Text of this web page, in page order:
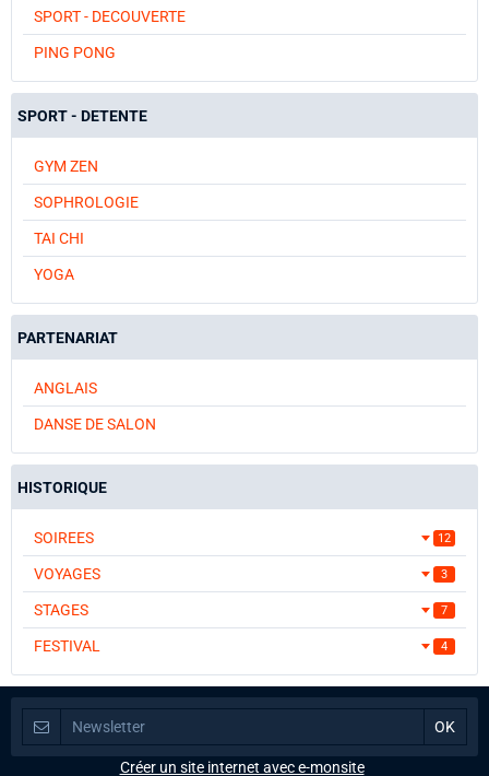
SPORT - DECOUVERTE
PING PONG
SPORT - DETENTE
GYM ZEN
SOPHROLOGIE
TAI CHI
YOGA
PARTENARIAT
ANGLAIS
DANSE DE SALON
HISTORIQUE
SOIREES 12
VOYAGES 3
STAGES 7
FESTIVAL 4
Créer un site internet avec e-monsite